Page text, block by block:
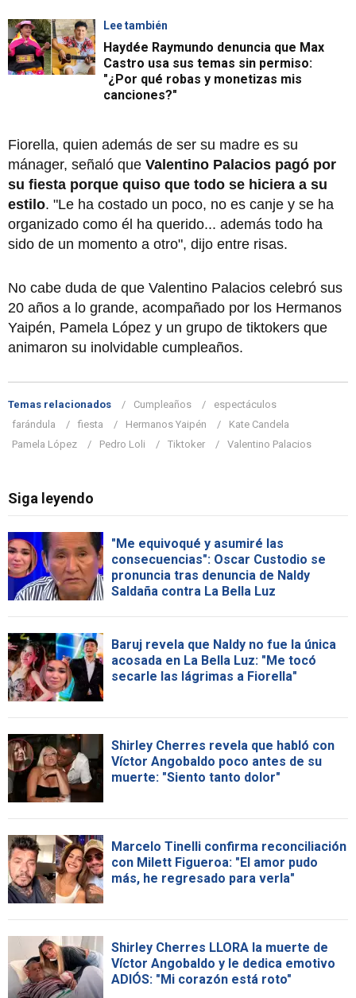
Lee también
Haydée Raymundo denuncia que Max
Castro usa sus temas sin permiso:
"¿Por qué robas y monetizas mis
canciones?"
Fiorella, quien además de ser su madre es su
mánager, señaló que Valentino Palacios pagó por
su fiesta porque quiso que todo se hiciera a su
estilo. "Le ha costado un poco, no es canje y se ha
organizado como él ha querido... además todo ha
sido de un momento a otro", dijo entre risas.
No cabe duda de que Valentino Palacios celebró sus
20 años a lo grande, acompañado por los Hermanos
Yaipén, Pamela López y un grupo de tiktokers que
animaron su inolvidable cumpleaños.
Temas relacionados Cumpleaños
espectáculos
farándula
fiesta Hermanos Yaipén
Kate Candela
Pamela López
Pedro Loli Tiktoker Valentino Palacios
Siga leyendo
"Me equivoqué y asumiré las
consecuencias": Oscar Custodio se
pronuncia tras denuncia de Naldy
Saldaña contra La Bella Luz
Baruj revela que Naldy no fue la única
acosada en La Bella Luz: "Me tocó
secarle las lágrimas a Fiorella"
Shirley Cherres revela que habló con
Víctor Angobaldo poco antes de su
muerte: "Siento tanto dolor"
Marcelo Tinelli confirma reconciliación
con Milett Figueroa: "El amor pudo
más, he regresado para verla"
Shirley Cherres LLORA la muerte de
Víctor Angobaldo y le dedica emotivo
ADIÓS: "Mi corazón está roto"